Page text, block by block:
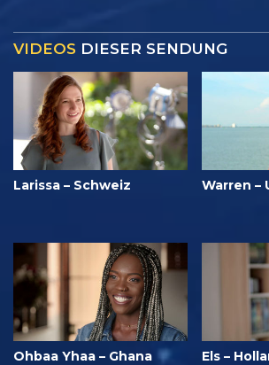
VIDEOS DIESER SENDUNG
Larissa – Schweiz Warren –
Ohbaa Yhaa – Ghana Els –